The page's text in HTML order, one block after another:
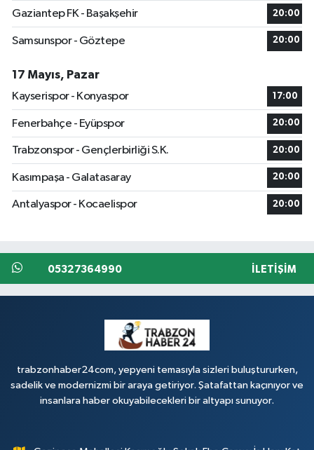
Gaziantep FK - Başakşehir 20:00
Samsunspor - Göztepe 20:00
17 Mayıs, Pazar
Kayserispor - Konyaspor
17:00
Fenerbahçe - Eyüpspor 20:00
Trabzonspor - Gençlerbirliği S.K. 20:00
Kasımpaşa - Galatasaray 20:00
Antalyaspor - Kocaelispor 20:00
05327364990 İLETIŞIM
trabzonhaber24com, yepyeni temasıyla sizleri buluştururken,
sadelik ve modernizmi bir araya getiriyor. Şatafattan kaçınıyor ve
insanlara haber okuyabilecekleri bir altyapı sunuyor.